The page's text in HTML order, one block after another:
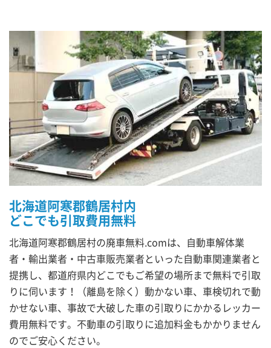
北海道阿寒郡鶴居村内
どこでも引取費用無料
北海道阿寒郡鶴居村の廃車無料.comは、自動車解体業
者・輸出業者・中古車販売業者といった自動車関連業者と
提携し、都道府県内どこでもご希望の場所まで無料で引取
りに伺います！（離島を除く）動かない車、車検切れで動
かせない車、事故で大破した車の引取りにかかるレッカー
費用無料です。不動車の引取りに追加料金もかかりません
のでご安心ください。